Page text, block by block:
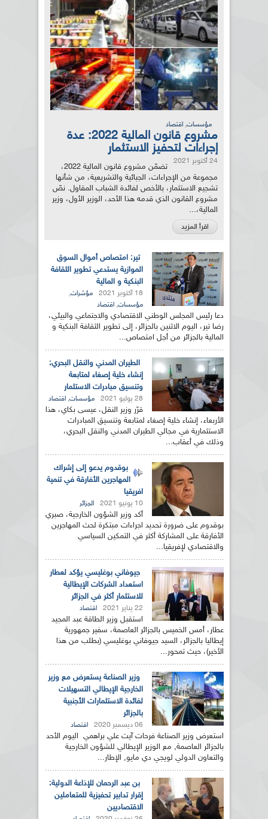
مؤسسات, اقتصاد
مشروع قانون المالية 2022: عدة
إجراءات لتحفيز الاستثمار
24 أكتوبر 2021
تضمّن مشروع قانون المالية 2022،
مجموعة من الإجراءات، الجبائية والتشريعية، من شأنها
تشجيع الاستثمار، بالأخص لفائدة الشباب المقاول. نصّ
مشروع القانون الذي قدمه هذا الأحد، الوزير الأول، وزير
المالية،...
اقرأ المزيد
تير: امتصاص أموال السوق
الموازية يستدعي تطوير الثقافة
البنكية و المالية
18 أكتوبر 2021 مؤشرات,
مؤسسات, اقتصاد
دعا رئيس المجلس الوطني الاقتصادي والاجتماعي والبيئي،
رضا تير، اليوم الاثنين بالجزائر، إلى تطوير الثقافة البنكية و
المالية بالجزائر من أجل امتصاص...
الطيران المدني والنقل البحري:
إنشاء خلية إصغاء لمتابعة
وتنسيق مبادرات الاستثمار
28 يوليو 2021 مؤسسات, اقتصاد
قرّر وزير النقل، عيسى بكاي، هذا
الأربعاء، إنشاء خلية إصغاء لمتابعة وتنسيق المبادرات
الاستثمارية في مجالي الطيران المدني والنقل البحري،
وذلك في أعقاب...
بوقدوم يدعو إلى إشراك
المهاجرين الأفارقة في تنمية
افريقيا
10 يونيو 2021 الجزائر
أكد وزير الشؤون الخارجية، صبري
بوقدوم على ضرورة تحديد اجراءات مبتكرة لحث المهاجرين
الأفارقة على المشاركة أكثر في التمكين السياسي
والاقتصادي لإفريقيا...
جيوفاني بوغليسي يؤكد لعطار
استعداد الشركات الإيطالية
للاستثمار أكثر في الجزائر
22 يناير 2021 اقتصاد
استقبل وزير الطاقة عبد المجيد
عطار، أمس الخميس بالجزائر العاصمة، سفير جمهورية
إيطاليا بالجزائر، السيد جيوفاني بوغليسي (بطلب من هذا
الأخير)، حيث تمحور...
وزير الصناعة يستعرض مع وزير
الخارجية الإيطالي التسهيلات
لفائدة الاستثمارات الأجنبية
بالجزائر
06 ديسمبر 2020 اقتصاد
استعرض وزير الصناعة فرحات آيت علي براهمي اليوم الأحد
بالجزائر العاصمة, مع الوزير الإيطالي للشؤون الخارجية
والتعاون الدولي لويجي دي مايو, الإطار...
بن عبد الرحمان للإذاعة الدولية:
إقرار تدابير تحفيزية للمتعاملين
الاقتصاديين